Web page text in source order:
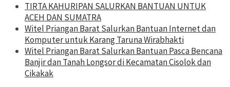
TIRTA KAHURIPAN SALURKAN BANTUAN UNTUK
ACEH DAN SUMATRA
Witel Priangan Barat Salurkan Bantuan Internet dan
Komputer untuk Karang Taruna Wirabhakti
Witel Priangan Barat Salurkan Bantuan Pasca Bencana
Banjir dan Tanah Longsor di Kecamatan Cisolok dan
Cikakak